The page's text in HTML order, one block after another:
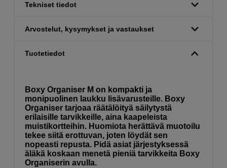
Tekniset tiedot
Arvostelut, kysymykset ja vastaukset
Tuotetiedot
Boxy Organiser M on kompakti ja
monipuolinen laukku lisävarusteille. Boxy
Organiser tarjoaa räätälöityä säilytystä
erilaisille tarvikkeille, aina kaapeleista
muistikortteihin. Huomiota herättävä muotoilu
tekee siitä erottuvan, joten löydät sen
nopeasti repusta. Pidä asiat järjestyksessä
äläkä koskaan menetä pieniä tarvikkeita Boxy
Organiserin avulla.